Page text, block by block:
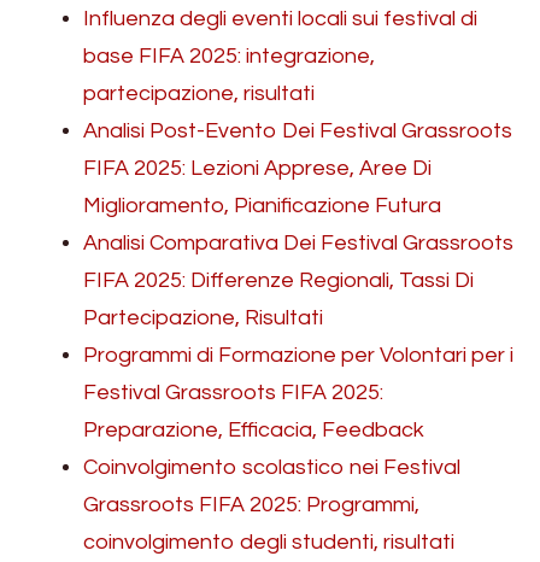
Influenza degli eventi locali sui festival di
base FIFA 2025: integrazione,
partecipazione, risultati
Analisi Post-Evento Dei Festival Grassroots
FIFA 2025: Lezioni Apprese, Aree Di
Miglioramento, Pianificazione Futura
Analisi Comparativa Dei Festival Grassroots
FIFA 2025: Differenze Regionali, Tassi Di
Partecipazione, Risultati
Programmi di Formazione per Volontari per i
Festival Grassroots FIFA 2025:
Preparazione, Efficacia, Feedback
Coinvolgimento scolastico nei Festival
Grassroots FIFA 2025: Programmi,
coinvolgimento degli studenti, risultati